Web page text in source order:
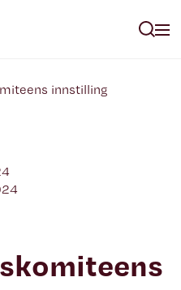
innstilling